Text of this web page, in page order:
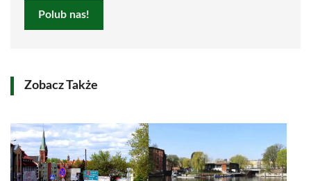
Polub nas!
Zobacz Także